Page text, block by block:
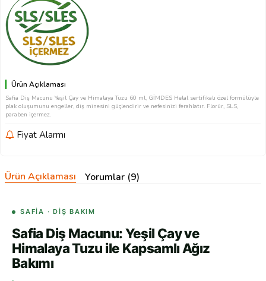
Ürün Açıklaması
Safia Diş Macunu Yeşil Çay ve Himalaya Tuzu 60 ml, GİMDES Helal sertifikalı özel formülüyle
plak oluşumunu engeller, diş minesini güçlendirir ve nefesinizi ferahlatır. Florür, SLS,
paraben içermez.
Fiyat Alarmı
Ürün Açıklaması Yorumlar (9)
SAFIA · DIŞ BAKIM
Safia Diş Macunu: Yeşil Çay ve
Himalaya Tuzu ile Kapsamlı Ağız
Bakımı